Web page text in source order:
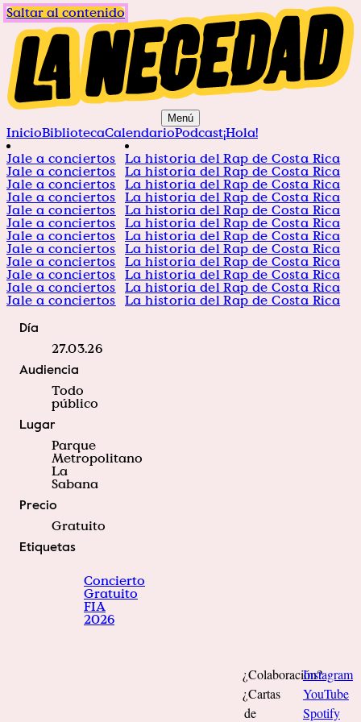
Saltar al contenido
Menú
InicioBibliotecaCalendarioPodcast¡Hola!
Jale a conciertos
Jale a conciertos
Jale a conciertos
Jale a conciertos
Jale a conciertos
Jale a conciertos
Jale a conciertos
Jale a conciertos
Jale a conciertos
Jale a conciertos
Jale a conciertos
Jale a conciertos
La historia del Rap de Costa Rica
La historia del Rap de Costa Rica
La historia del Rap de Costa Rica
La historia del Rap de Costa Rica
La historia del Rap de Costa Rica
La historia del Rap de Costa Rica
La historia del Rap de Costa Rica
La historia del Rap de Costa Rica
La historia del Rap de Costa Rica
La historia del Rap de Costa Rica
La historia del Rap de Costa Rica
La historia del Rap de Costa Rica
Día
27.03.26
Audiencia
Todo
público
Lugar
Parque
Metropolitano
La
Sabana
Precio
Gratuito
Etiquetas
Concierto
Gratuito
FIA
2026
¿Colaboración?
¿Cartas
de
Instagram
YouTube
Spotify